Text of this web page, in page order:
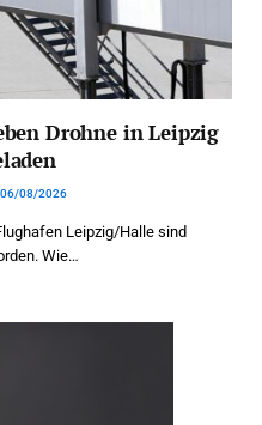
Drohne in Leipzig
06/08/2026
Leipzig/Halle sind
Wie…